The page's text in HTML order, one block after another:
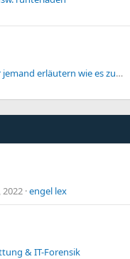
Nearest Neighbor Attack: kann hier jemand erläutern wie es zu einem Hack über den Nachbarn kommt!?
2022 engel lex
& IT-Forensik